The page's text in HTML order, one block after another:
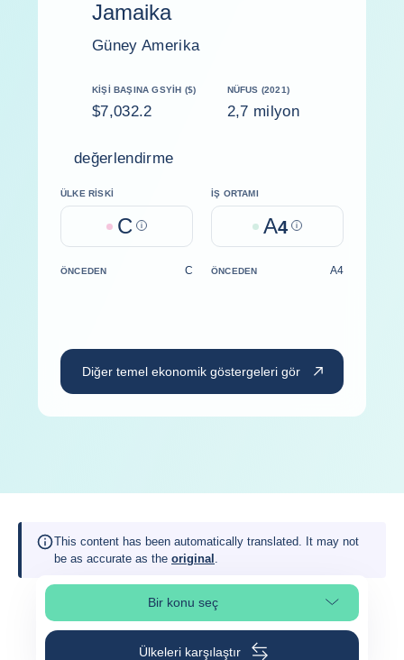
Jamaika
Güney Amerika
KIŞI BAŞINA GSYİH ($)
$7,032.2
NÜFUS (2021)
2,7 milyon
değerlendirme
ÜLKE RISKI
C Help
İŞ ORTAMI
A4 Help
ÖNCEDEN C ÖNCEDEN A4
Diğer temel ekonomik göstergeleri gör
This content has been automatically translated. It may not
be as accurate as the original .
Bir konu seçSayfa bölümünü seç
Ülkeleri karşılaştır